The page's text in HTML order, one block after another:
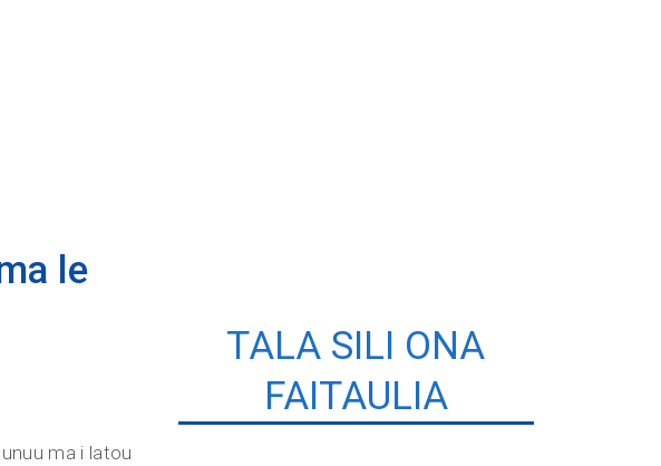
le
ma i latou
TALA SILI ONA
FAITAULIA